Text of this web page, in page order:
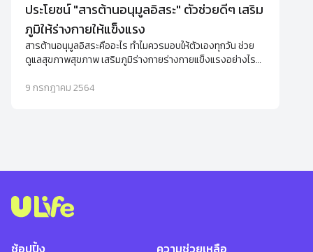
ประโยชน์ "สารต้านอนุมูลอิสระ" ตัวช่วยดีๆ เสริม
ภูมิให้ร่างกายให้แข็งแรง
สารต้านอนุมูลอิสระคืออะไร ทำไมควรมอบให้ตัวเองทุกวัน ช่วย
ดูแลสุขภาพสุขภาพ เสริมภูมิร่างกายร่างกายแข็งแรงอย่างไร
9 กรกฎาคม 2564
ช้อปปิ้ง ความช่วยเหลือ